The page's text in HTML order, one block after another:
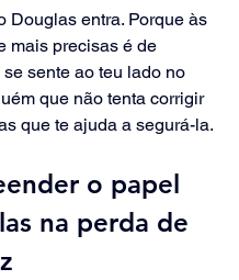
Douglas entra. Porque às
mais precisas é de
sente ao teu lado no
que não tenta corrigir
que te ajuda a segurá-la.
o papel
na perda de